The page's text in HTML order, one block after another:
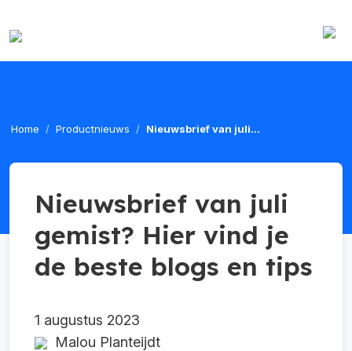
Home Productnieuws Nieuwsbrief van juli...
Nieuwsbrief van juli
gemist? Hier vind je
de beste blogs en tips
1 augustus 2023
Malou Planteijdt